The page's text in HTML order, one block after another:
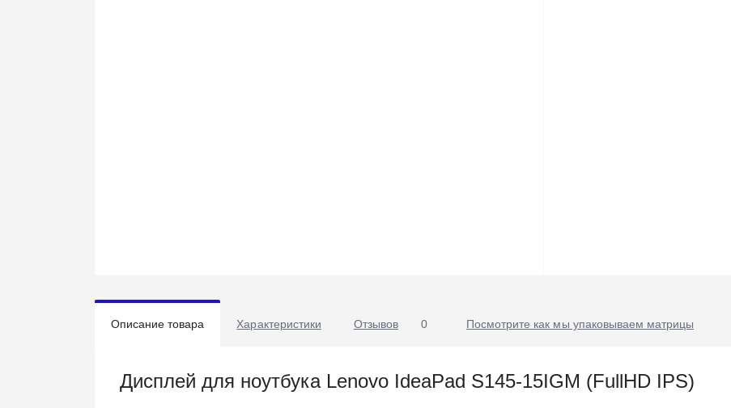
Описание товара Характеристики Отзывов 0 Посмотрите как мы упаковываем матрицы
Дисплей для ноутбука Lenovo IdeaPad S145-15IGM (FullHD IPS)